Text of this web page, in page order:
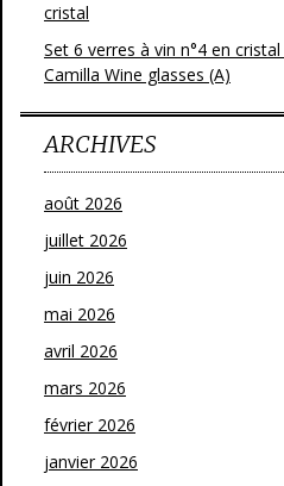
cristal
Set 6 verres à vin n°4 en
Camilla Wine glasses (A)
ARCHIVES
août 2026
juillet 2026
juin 2026
mai 2026
avril 2026
mars 2026
février 2026
janvier 2026